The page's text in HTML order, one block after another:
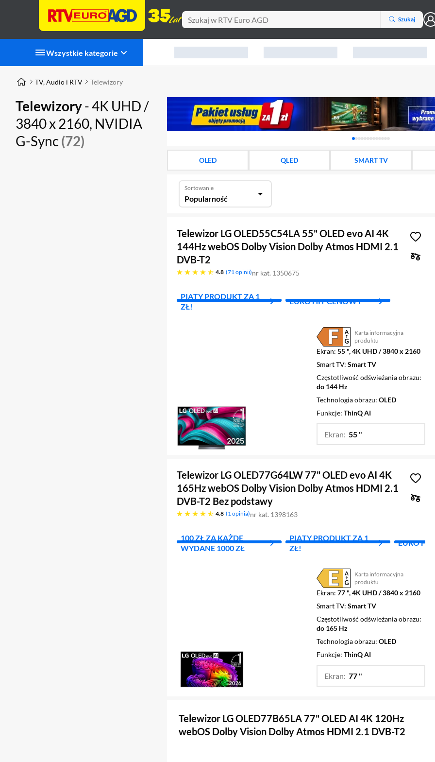
Szukaj
Wszystkie kategorie
Karuzela z banerami,
TV, Audio i RTV Telewizory
Telewizory- 4K UHD /
3840 x 2160, NVIDIA
G-Sync(72)
OLED QLED SMART TV
Sortowanie
Popularność
Telewizor LG OLED55C54LA 55" OLED evo AI 4K
144Hz webOS Dolby Vision Dolby Atmos HDMI 2.1
DVB-T2
4.8
4.8 gwiazdek 71 opinii nr kat. 1350675
PIĄTY PRODUKT ZA 1
ZŁ!
EURO HIT CENOWY
Karta informacyjna
produktu
Plik w formacie pdf
(otworzy się w nowym oknie)
Ekran 55 ", 4K UHD / 3840 x 2160
Smart TV Smart TV
Częstotliwość odświeżania obrazu
do 144 Hz
Technologia obrazu OLED
Funkcje ThinQ AI
Ekran: 55 "
65 ", 77 ", 83 "
Telewizor LG OLED77G64LW 77" OLED evo AI 4K
165Hz webOS Dolby Vision Dolby Atmos HDMI 2.1
DVB-T2 Bez podstawy
4.8
4.8 gwiazdek 1 opinia nr kat. 1398163
100 ZŁ ZA KAŻDE
WYDANE 1000 ZŁ
PIĄTY PRODUKT ZA 1
ZŁ!
EURO
Karta informacyjna
produktu
Plik w formacie pdf
(otworzy się w nowym oknie)
Ekran 77 ", 4K UHD / 3840 x 2160
Smart TV Smart TV
Częstotliwość odświeżania obrazu
do 165 Hz
Technologia obrazu OLED
Funkcje ThinQ AI
Ekran: 77 "
83 ", 97 "
Telewizor LG OLED77B65LA 77" OLED AI 4K 120Hz
webOS Dolby Vision Dolby Atmos HDMI 2.1 DVB-T2